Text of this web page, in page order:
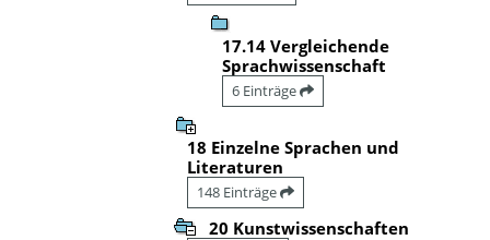
17.14 Vergleichende
Sprachwissenschaft
6 Einträge
18 Einzelne Sprachen und
Literaturen
148 Einträge
20 Kunstwissenschaften